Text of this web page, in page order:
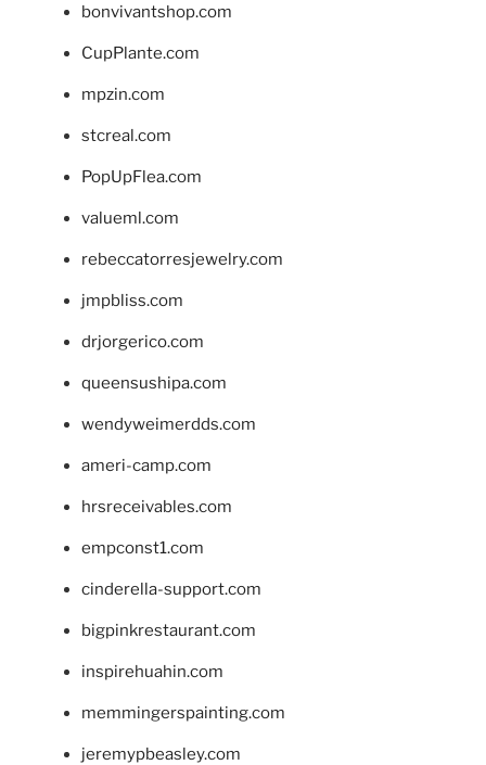
bonvivantshop.com
CupPlante.com
mpzin.com
stcreal.com
PopUpFlea.com
valueml.com
rebeccatorresjewelry.com
jmpbliss.com
drjorgerico.com
queensushipa.com
wendyweimerdds.com
ameri-camp.com
hrsreceivables.com
empconst1.com
cinderella-support.com
bigpinkrestaurant.com
inspirehuahin.com
memmingerspainting.com
jeremypbeasley.com